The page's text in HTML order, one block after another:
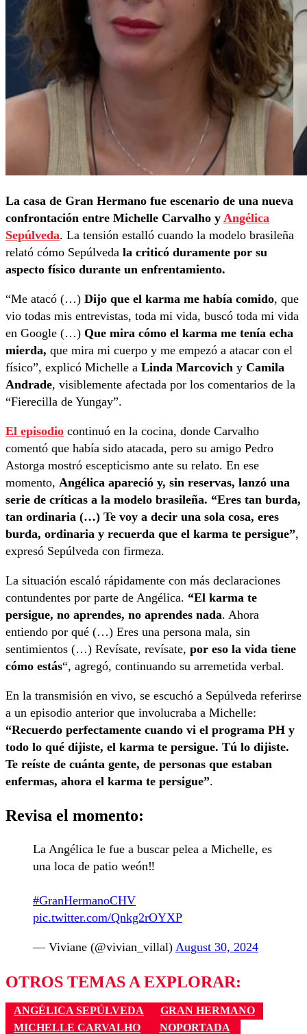
La casa de Gran Hermano fue escenario de una nueva
confrontación entre Michelle Carvalho y Angélica
Sepúlveda. La tensión estalló cuando la modelo brasileña
relató cómo Sepúlveda la criticó duramente por su
aspecto físico durante un enfrentamiento.
“Me atacó (…) Dijo que el karma me había comido, que
vio todas mis entrevistas, toda mi vida, buscó toda mi vida
en Google (…) Que mira cómo el karma me tenía echa
mierda, que mira mi cuerpo y me empezó a atacar con el
físico”, explicó Michelle a Linda Marcovich y Camila
Andrade, visiblemente afectada por los comentarios de la
“Fierecilla de Yungay”.
El episodio continuó en la cocina, donde Carvalho
comentó que había sido atacada, pero su amigo Pedro
Astorga mostró escepticismo ante su relato. En ese
momento, Angélica apareció y, sin reservas, lanzó una
serie de críticas a la modelo brasileña. “Eres tan burda,
tan ordinaria (…) Te voy a decir una sola cosa, eres
burda, ordinaria y recuerda que el karma te persigue”,
expresó Sepúlveda con firmeza.
La situación escaló rápidamente con más declaraciones
contundentes por parte de Angélica. “El karma te
persigue, no aprendes, no aprendes nada. Ahora
entiendo por qué (…) Eres una persona mala, sin
sentimientos (…) Revísate, revísate, por eso la vida tiene
cómo estás“, agregó, continuando su arremetida verbal.
En la transmisión en vivo, se escuchó a Sepúlveda referirse
a un episodio anterior que involucraba a Michelle:
“Recuerdo perfectamente cuando vi el programa PH y
todo lo qué dijiste, el karma te persigue. Tú lo dijiste.
Te reíste de cuánta gente, de personas que estaban
enfermas, ahora el karma te persigue”.
Revisa el momento:
La Angélica le fue a buscar pelea a Michelle, es
una loca de patio weón‼️
#GranHermanoCHV
pic.twitter.com/Qnkg2rOYXP
— Viviane (@vivian_villal) August 30, 2024
OTROS TEMAS A EXPLORAR:
ANGÉLICA SEPÚLVEDA
GRAN HERMANO
MICHELLE CARVALHO
NOPORTADA